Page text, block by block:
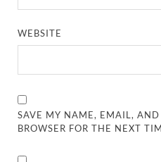
WEBSITE
SAVE MY NAME, EMAIL,
BROWSER FOR THE NEXT